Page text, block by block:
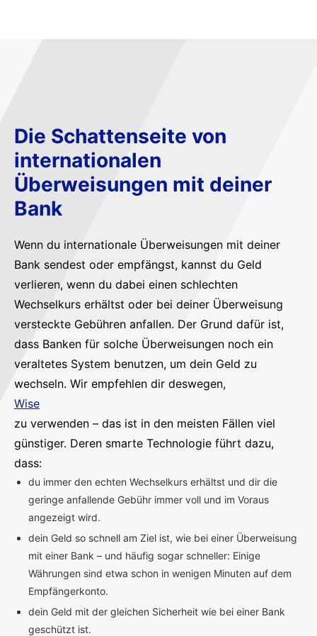
Die Schattenseite von
internationalen
Überweisungen mit deiner
Bank
Wenn du internationale Überweisungen mit deiner
Bank sendest oder empfängst, kannst du Geld
verlieren, wenn du dabei einen schlechten
Wechselkurs erhältst oder bei deiner Überweisung
versteckte Gebühren anfallen. Der Grund dafür ist,
dass Banken für solche Überweisungen noch ein
veraltetes System benutzen, um dein Geld zu
wechseln. Wir empfehlen dir deswegen,
Wise
zu verwenden – das ist in den meisten Fällen viel
günstiger. Deren smarte Technologie führt dazu,
dass:
du immer den echten Wechselkurs erhältst und dir die
geringe anfallende Gebühr immer voll und im Voraus
angezeigt wird.
dein Geld so schnell am Ziel ist, wie bei einer Überweisung
mit einer Bank – und häufig sogar schneller: Einige
Währungen sind etwa schon in wenigen Minuten auf dem
Empfängerkonto.
dein Geld mit der gleichen Sicherheit wie bei einer Bank
geschützt ist.